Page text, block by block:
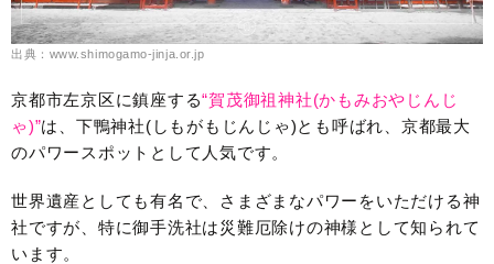
出典：www.shimogamo-jinja.or.jp
京都市左京区に鎮座する“賀茂御祖神社(かもみおやじんじ
ゃ)”は、下鴨神社(しもがもじんじゃ)とも呼ばれ、京都最大
のパワースポットとして人気です。
世界遺産としても有名で、さまざまなパワーをいただける神
社ですが、特に御手洗社は災難厄除けの神様として知られて
います。